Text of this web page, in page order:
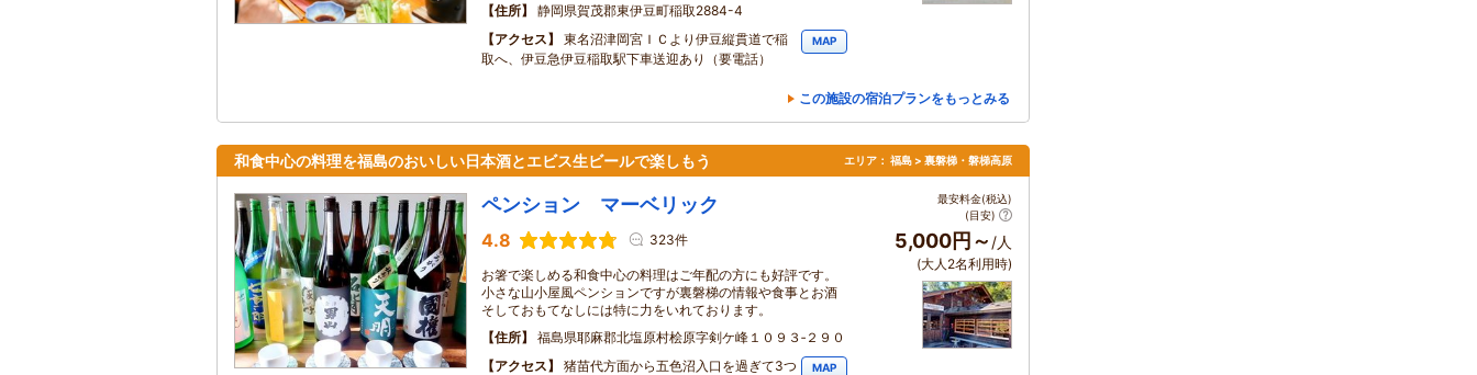
住所
静岡県賀茂郡東伊豆町稲取2884-4
アクセス
東名沼津岡宮ＩＣより伊豆縦貫道で稲
取へ、伊豆急伊豆稲取駅下車送迎あり（要電話）
MAP
この施設の宿泊プランをもっとみる
和食中心の料理を福島のおいしい日本酒とエビス生ビールで楽しもう エリア： 福島 > 裏磐梯・磐梯高原
ペンション マーベリック
4.8 323件
お箸で楽しめる和食中心の料理はご年配の方にも好評です。
小さな山小屋風ペンションですが裏磐梯の情報や食事とお酒
そしておもてなしには特に力をいれております。
住所
福島県耶麻郡北塩原村桧原字剣ケ峰１０９３‐２９０
アクセス
猪苗代方面から五色沼入口を過ぎて3つ
MAP
最安料金(税込)
(目安)
5,000円～ /人
(大人2名利用時)